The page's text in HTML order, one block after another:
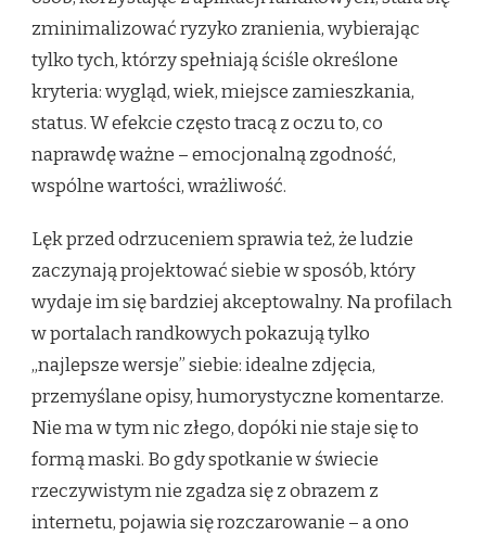
zminimalizować ryzyko zranienia, wybierając
tylko tych, którzy spełniają ściśle określone
kryteria: wygląd, wiek, miejsce zamieszkania,
status. W efekcie często tracą z oczu to, co
naprawdę ważne – emocjonalną zgodność,
wspólne wartości, wrażliwość.
Lęk przed odrzuceniem sprawia też, że ludzie
zaczynają projektować siebie w sposób, który
wydaje im się bardziej akceptowalny. Na profilach
w portalach randkowych pokazują tylko
„najlepsze wersje” siebie: idealne zdjęcia,
przemyślane opisy, humorystyczne komentarze.
Nie ma w tym nic złego, dopóki nie staje się to
formą maski. Bo gdy spotkanie w świecie
rzeczywistym nie zgadza się z obrazem z
internetu, pojawia się rozczarowanie – a ono